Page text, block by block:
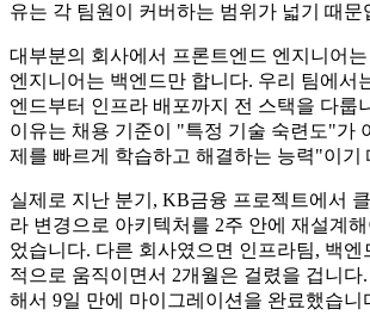
유는 각 팀원이 커버하는 범위가 넓기 때문
대부분의 회사에서 프론트엔드 엔지니어
엔지니어는 백엔드만 합니다. 우리 팀에서
엔드부터 인프라 배포까지 전 스택을 다룹
이유는 채용 기준이 "특정 기술 숙련도"가
제를 빠르게 학습하고 해결하는 능력"이기
실제로 지난 분기, KB금융 프로젝트에서
라 변경으로 아키텍처를 2주 안에 재설계
었습니다. 다른 회사였으면 인프라팀, 백
적으로 움직이면서 2개월은 걸렸을 겁니다
해서 9일 만에 마이그레이션을 완료했습니